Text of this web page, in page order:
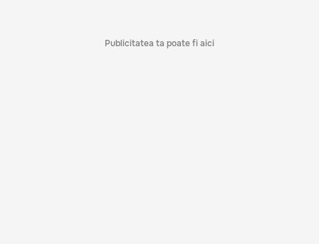
Publicitatea ta poate fi aici